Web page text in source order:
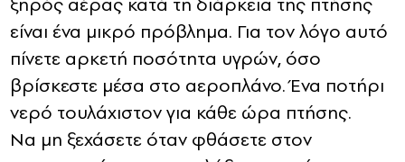
είναι ένα μικρό πρόβλημα. Για τον λόγο αυτό
πίνετε αρκετή ποσότητα υγρών, όσο
βρίσκεστε μέσα στο αεροπλάνο. Ένα ποτήρι
νερό τουλάχιστον για κάθε ώρα πτήσης.
Να μη ξεχάσετε όταν φθάσετε στον